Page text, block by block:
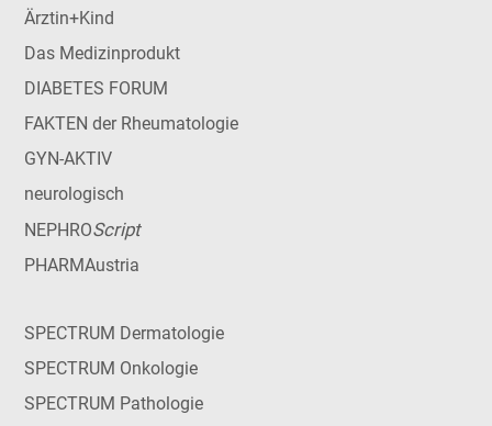
Ärztin+Kind
Das Medizinprodukt
DIABETES FORUM
FAKTEN der Rheumatologie
GYN-AKTIV
neurologisch
NEPHROScript
PHARMAustria
SPECTRUM Dermatologie
SPECTRUM Onkologie
SPECTRUM Pathologie